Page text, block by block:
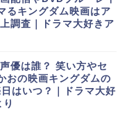
るキングダム映画はア
調査｜ドラマ大好きア
優は誰？ 笑い方やセ
おの映画キングダムの
はいつ？｜ドラマ大好
り